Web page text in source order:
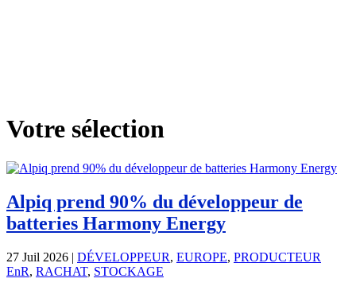
Votre sélection
Alpiq prend 90% du développeur de
batteries Harmony Energy
27 Juil 2026 | DÉVELOPPEUR, EUROPE, PRODUCTEUR
EnR, RACHAT, STOCKAGE